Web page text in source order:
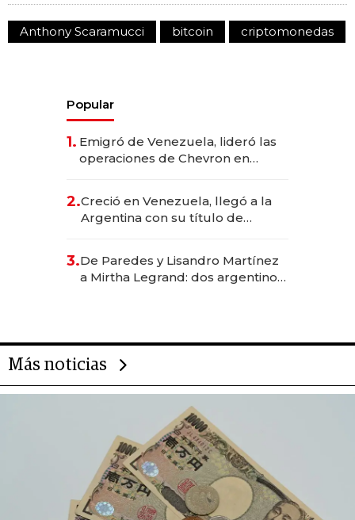
Anthony Scaramucci bitcoin criptomonedas
Popular
1. Emigró de Venezuela, lideró las
operaciones de Chevron en
2.Creció en Venezuela, llegó a la
Argentina con su título de
las marcas "fast premium"
3.De Paredes y Lisandro Martínez
a Mirtha Legrand: dos argentinos
Más noticias